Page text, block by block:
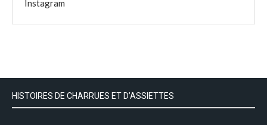
Instagram
HISTOIRES DE CHARRUES ET D’ASSIETTES